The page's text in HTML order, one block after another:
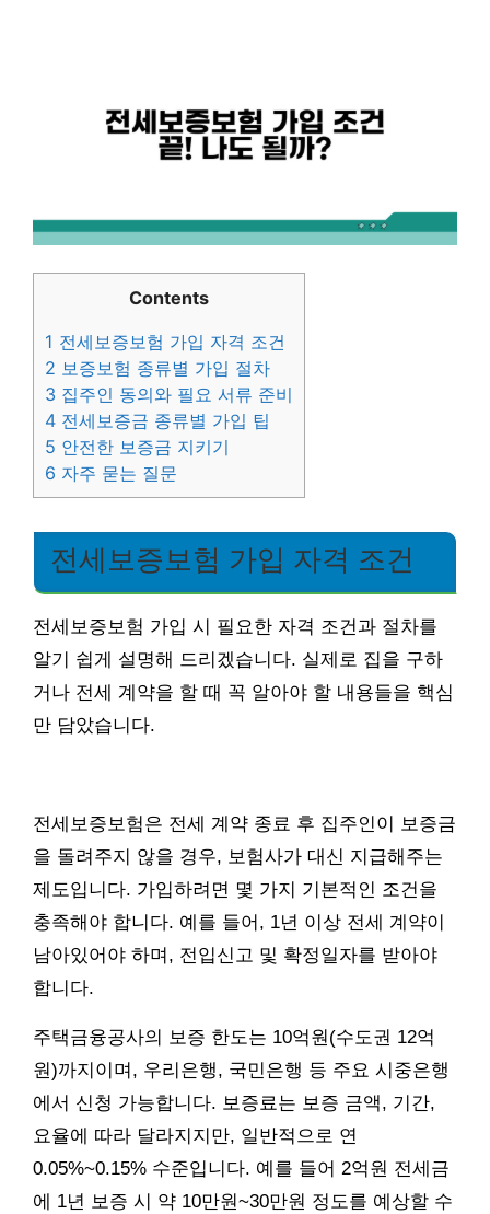
Contents
1 전세보증보험 가입 자격 조건
2 보증보험 종류별 가입 절차
3 집주인 동의와 필요 서류 준비
4 전세보증금 종류별 가입 팁
5 안전한 보증금 지키기
6 자주 묻는 질문
전세보증보험 가입 자격 조건
전세보증보험 가입 시 필요한 자격 조건과 절차를
알기 쉽게 설명해 드리겠습니다. 실제로 집을 구하
거나 전세 계약을 할 때 꼭 알아야 할 내용들을 핵심
만 담았습니다.
전세보증보험은 전세 계약 종료 후 집주인이 보증금
을 돌려주지 않을 경우, 보험사가 대신 지급해주는
제도입니다. 가입하려면 몇 가지 기본적인 조건을
충족해야 합니다. 예를 들어, 1년 이상 전세 계약이
남아있어야 하며, 전입신고 및 확정일자를 받아야
합니다.
주택금융공사의 보증 한도는 10억원(수도권 12억
원)까지이며, 우리은행, 국민은행 등 주요 시중은행
에서 신청 가능합니다. 보증료는 보증 금액, 기간,
요율에 따라 달라지지만, 일반적으로 연
0.05%~0.15% 수준입니다. 예를 들어 2억원 전세금
에 1년 보증 시 약 10만원~30만원 정도를 예상할 수